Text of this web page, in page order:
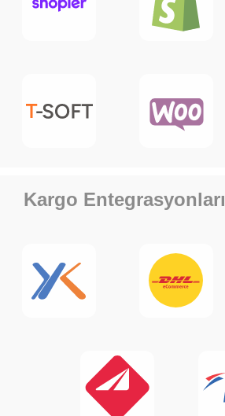
Kargo Entegrasyonları